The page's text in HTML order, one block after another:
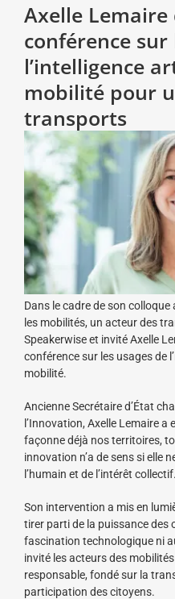
Axelle
conférence sur
l’intelligence
mobilité pour
transports
Dans le cadre de son
les mobilités, un acteur des
Speakerwise et invité Axelle
conférence sur les usages de
mobilité.
Ancienne Secrétaire d’État
l’Innovation, Axelle Lemaire a
façonne déjà nos territoires,
innovation n’a de sens si elle
l’humain et de l’intérêt collectif.
Son intervention a mis en
tirer parti de la puissance des
fascination technologique ni
invité les acteurs des
responsable, fondé sur la
participation des citoyens.